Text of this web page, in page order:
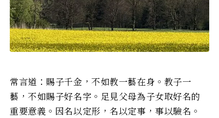
常言道：賜子千金，不如教一藝在身。教子一
藝，不如賜子好名字。足見父母為子女取好名的
重要意義。因名以定形，名以定事，事以驗名。